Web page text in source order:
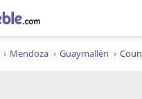
Mendoza Guaymallén